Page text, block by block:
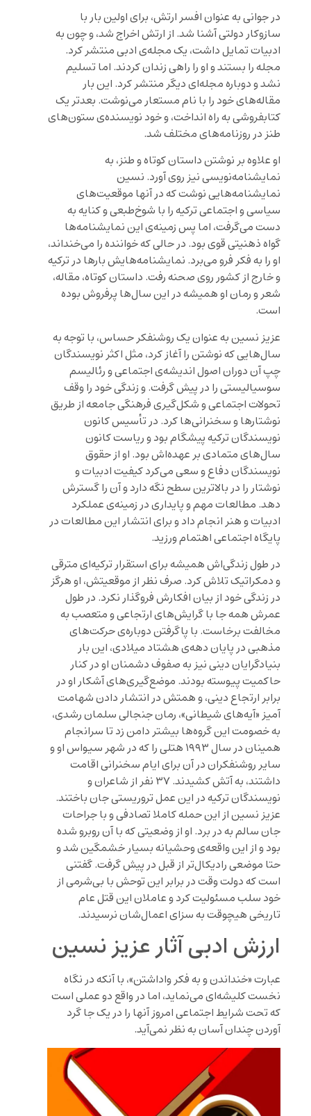
در جوانی به عنوان افسر ارتش، برای اولین بار با
سازوکار دولتی آشنا شد. از ارتش اخراج شد، و چون به
ادبیات تمایل داشت، یک مجله‌ی ادبی منتشر کرد.
مجله را بستند و او را راهی زندان کردند. اما تسلیم
نشد و دوباره مجله‌ای دیگر منتشر کرد. این بار
مقاله‌های خود را با نام مستعار می‌نوشت. بعدتر یک
کتابفروشی به راه انداخت، و خود نویسنده‌ی ستون‌های
طنز در روزنامه‌های مختلف شد.
او علاوه بر نوشتن داستان کوتاه و طنز، به
نمایشنامه‌نویسی نیز روی آورد. نسین
نمایشنامه‌هایی نوشت که در آنها موقعیت‌های
سیاسی و اجتماعی ترکیه را با شوخ‌طبعی و کنایه به
دست می‌گرفت، اما پس زمینه‌ی این نمایشنامه‌ها
گواه ذهنیتی قوی بود. در حالی که خواننده را می‌خنداند،
او را به فکر فرو می‌برد. نمایشنامه‌هایش بارها در ترکیه
و خارج از کشور روی صحنه رفت. داستان کوتاه، مقاله،
شعر و رمان او همیشه در این سال‌ها پرفروش بوده
است.
عزیز نسین به عنوان یک روشنفکر حساس، با توجه به
سال‌هایی که نوشتن را آغاز کرد، مثل اکثر نویسندگان
چپ آن دوران اصول اندیشه‌ی اجتماعی و رئالیسم
سوسیالیستی را در پیش گرفت. و زندگی خود را وقف
تحولات اجتماعی و شکل‌گیری فرهنگی جامعه از طریق
نوشتارها و سخنرانی‌ها کرد. در تأسیس کانون
نویسندگان ترکیه پیشگام بود و ریاست کانون
سال‌های متمادی بر عهده‌اش بود. او از حقوق
نویسندگان دفاع و سعی می‌کرد کیفیت ادبیات و
نوشتار را در بالاترین سطح نگه دارد و آن را گسترش
دهد. مطالعات مهم و پایداری در زمینه‌ی عملکرد
ادبیات و هنر انجام داد و برای انتشار این مطالعات در
پایگاه اجتماعی اهتمام ورزید.
در طول زندگی‌اش همیشه برای استقرار ترکیه‌ای مترقی
و دمکراتیک تلاش کرد. صرف نظر از موقعیتش، او هرگز
در زندگی خود از بیان افکارش فروگذار نکرد. در طول
عمرش همه جا با گرایش‌های ارتجاعی و متعصب به
مخالفت برخاست. با پاگرفتن دوباره‌ی حرکت‌های
مذهبی در پایان دهه‌ی هشتاد میلادی، این بار
بنیادگرایان دینی نیز به صفوف دشمنان او در کنار
حاکمیت پیوسته بودند. موضع‌گیری‌های آشکار او در
برابر ارتجاع دینی، و همتش در انتشار دادن شهامت
آمیز «آیه‌های شیطانی»، رمان جنجالی سلمان رشدی،
به خصومت این گروه‌ها بیشتر دامن زد تا سرانجام
همینان در سال ۱۹۹۳ هتلی را که در شهر سیواس او و
سایر روشنفکران در آن برای ایام سخنرانی اقامت
داشتند، به آتش کشیدند. ۳۷ نفر از شاعران و
نویسندگان ترکیه در این عمل تروریستی جان باختند.
عزیز نسین از این حمله کاملا تصادفی و با جراحات
جان سالم به در برد. او از وضعیتی که با آن روبرو شده
بود و از این واقعه‌ی وحشیانه بسیار خشمگین شد و
حتا موضعی رادیکال‌تر از قبل در پیش گرفت. گفتنی
است که دولت وقت در برابر این توحش با بی‌شرمی از
خود سلب مسئولیت کرد و عاملان این قتل عام
تاریخی هیچوقت به سزای اعمال‌شان نرسیدند.
ارزش ادبی آثار عزیز نسین
عبارت «خنداندن و به فکر واداشتن»، با آنکه در نگاه
نخست کلیشه‌ای می‌نماید، اما در واقع دو عملی است
که تحت شرایط اجتماعی امروز آنها را در یک جا گرد
آوردن چندان آسان به نظر نمی‌آید.